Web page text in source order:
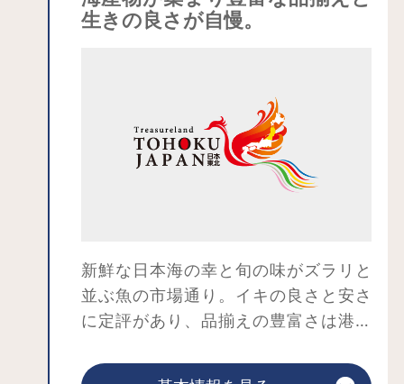
生きの良さが自慢。
新鮮な日本海の幸と旬の味がズラリと
並ぶ魚の市場通り。イキの良さと安さ
に定評があり、品揃えの豊富さは港町
風にふかれ、日本海を満喫してくださ